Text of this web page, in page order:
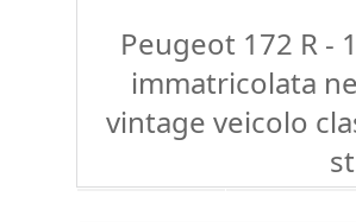
Peugeot 172 R -
immatricolata
vintage veicolo